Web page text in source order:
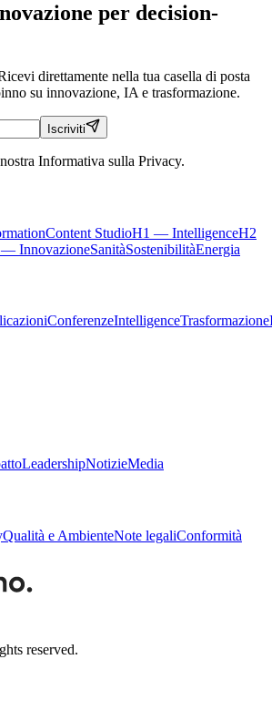
per decision-
direttamente nella tua casella di posta
su innovazione, IA e trasformazione.
Iscriviti
Informativa sulla Privacy.
Content StudioH1 — IntelligenceH2
InnovazioneSanitàSostenibilitàEnergia
ConferenzeIntelligenceTrasformazione
LeadershipNotizieMedia
Qualità e AmbienteNote legaliConformità
reserved.